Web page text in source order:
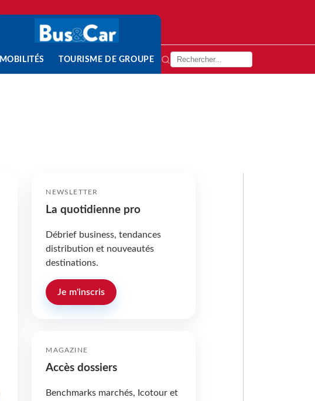
MOBILITÉS TOURISME DE GROUPE
NEWSLETTER
La quotidienne pro
Débrief business, tendances
distribution et nouveautés
destinations.
Je m'inscris
MAGAZINE
Accès dossiers
Benchmarks marchés, Icotour et